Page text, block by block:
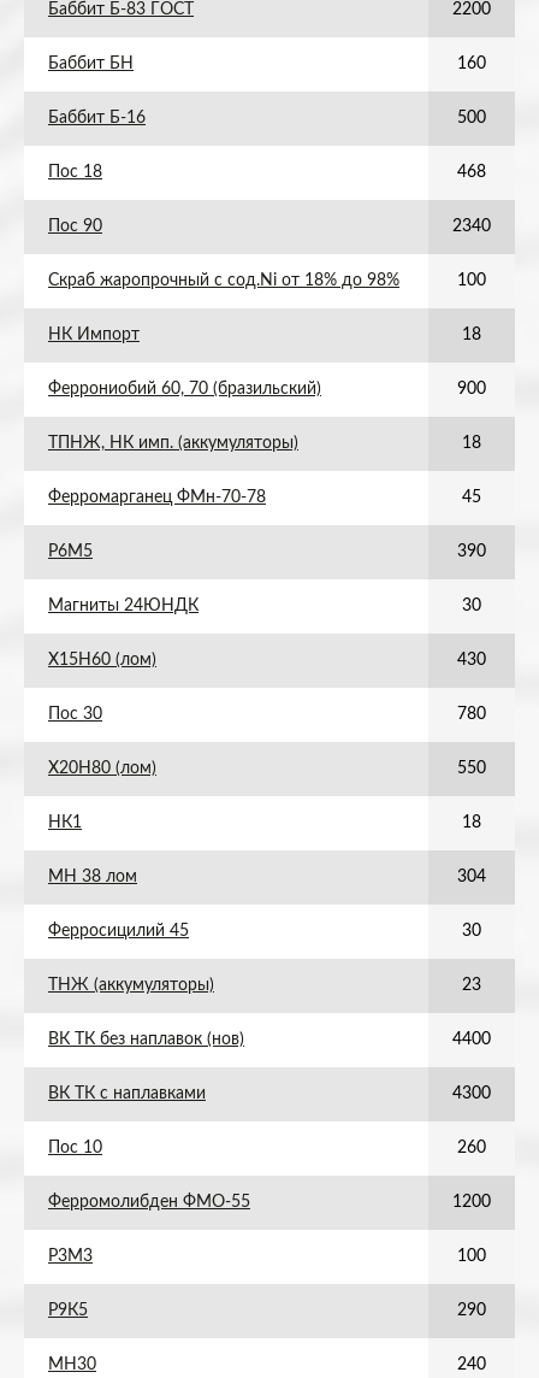
Баббит Б-83 ГОСТ 2200
Баббит БН 160
Баббит Б-16 500
Пос 18 468
Пос 90 2340
Скраб жаропрочный с сод.Ni от 18% до 98% 100
НК Импорт 18
Феррониобий 60, 70 (бразильский) 900
ТПНЖ, НК имп. (аккумуляторы) 18
Ферромарганец ФМн-70-78 45
Р6М5 390
Магниты 24ЮНДК 30
Х15Н60 (лом) 430
Пос 30 780
Х20Н80 (лом) 550
НК1 18
МН 38 лом 304
Ферросицилий 45 30
ТНЖ (аккумуляторы) 23
ВК ТК без наплавок (нов) 4400
ВК ТК с наплавками 4300
Пос 10 260
Ферромолибден ФМО-55 1200
Р3М3 100
Р9К5 290
МН30 240